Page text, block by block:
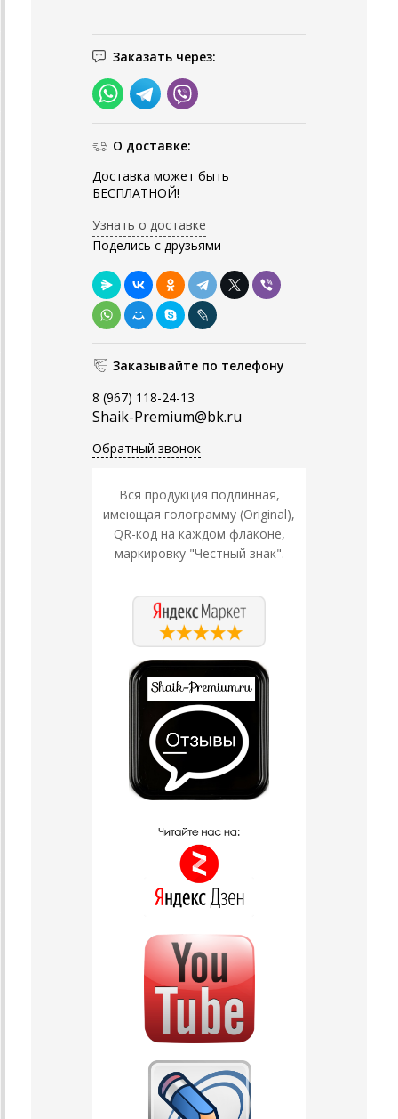
Заказать через:
О доставке:
Доставка может быть
БЕСПЛАТНОЙ!
Узнать о доставке
Поделись с друзьями
Заказывайте по телефону
8 (967) 118-24-13
Shaik-Premium@bk.ru
Обратный звонок
Вся продукция подлинная,
имеющая голограмму (Original),
QR-код на каждом флаконе,
маркировку "Честный знак".